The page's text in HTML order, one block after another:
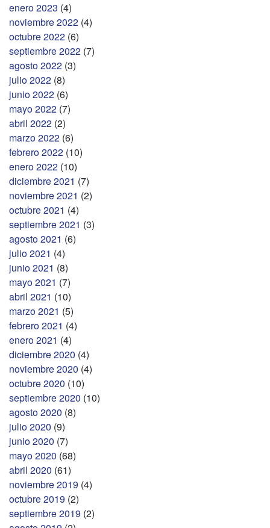
enero 2023 (4)
noviembre 2022 (4)
octubre 2022 (6)
septiembre 2022 (7)
agosto 2022 (3)
julio 2022 (8)
junio 2022 (6)
mayo 2022 (7)
abril 2022 (2)
marzo 2022 (6)
febrero 2022 (10)
enero 2022 (10)
diciembre 2021 (7)
noviembre 2021 (2)
octubre 2021 (4)
septiembre 2021 (3)
agosto 2021 (6)
julio 2021 (4)
junio 2021 (8)
mayo 2021 (7)
abril 2021 (10)
marzo 2021 (5)
febrero 2021 (4)
enero 2021 (4)
diciembre 2020 (4)
noviembre 2020 (4)
octubre 2020 (10)
septiembre 2020 (10)
agosto 2020 (8)
julio 2020 (9)
junio 2020 (7)
mayo 2020 (68)
abril 2020 (61)
noviembre 2019 (4)
octubre 2019 (2)
septiembre 2019 (2)